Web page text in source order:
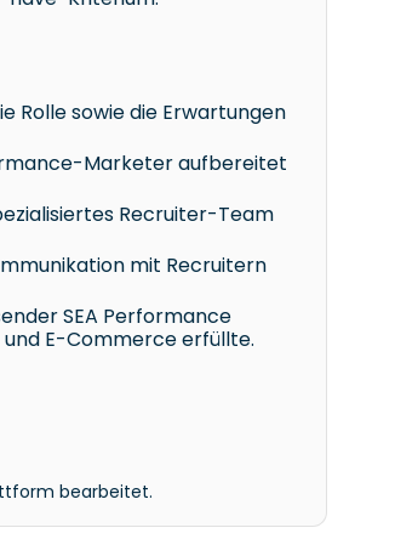
Rolle sowie die Erwartungen
Marketer aufbereitet
Recruiter-Team
mit Recruitern
SEA Performance
E-Commerce erfüllte.
bearbeitet.